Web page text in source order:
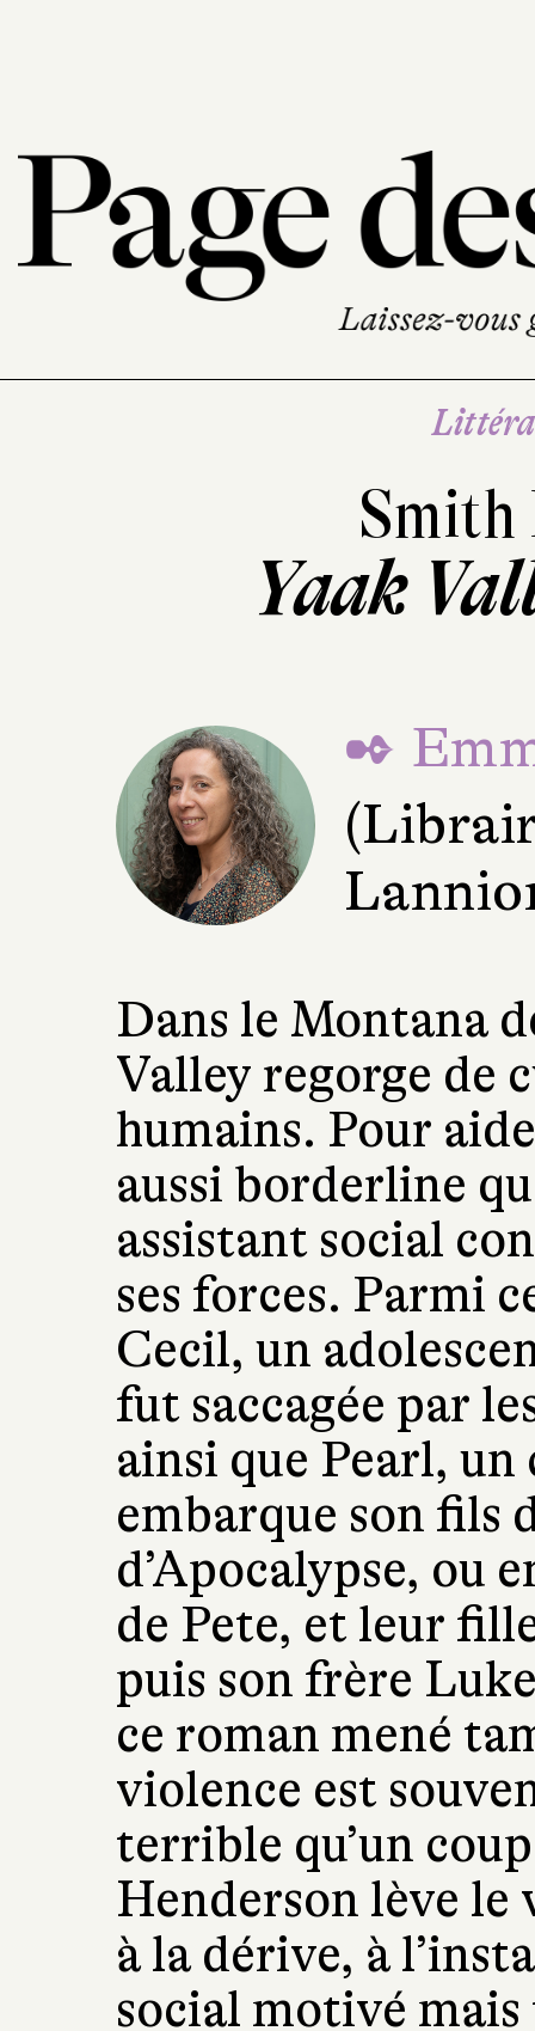
Smith
Yaak
✒
Dans le Montana
Valley regorge de
humains. Pour
aussi borderline
assistant social
ses forces. Parmi
Cecil, un
fut saccagée par
ainsi que Pearl,
embarque son fils
d’Apocalypse, ou
de Pete, et leur
puis son frère
ce roman mené
violence est
terrible qu’un
Henderson lève le
à la dérive, à
social motivé